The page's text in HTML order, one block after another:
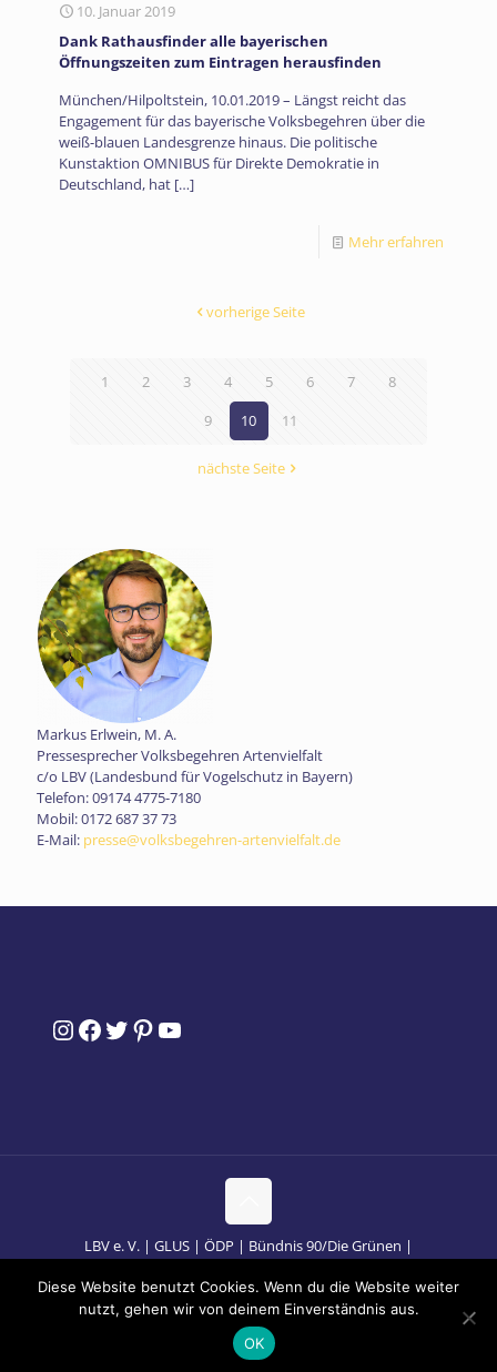
10. Januar 2019
Dank Rathausfinder alle bayerischen
Öffnungszeiten zum Eintragen herausfinden
München/Hilpoltstein, 10.01.2019 – Längst reicht das
Engagement für das bayerische Volksbegehren über die
weiß-blauen Landesgrenze hinaus. Die politische
Kunstaktion OMNIBUS für Direkte Demokratie in
Deutschland, hat […]
Mehr erfahren
vorherige Seite
1 2 3 4 5 6 7
8
9
10 11
nächste Seite
Markus Erlwein, M. A.
Pressesprecher Volksbegehren Artenvielfalt
c/o LBV (Landesbund für Vogelschutz in Bayern)
Telefon: 09174 4775-7180
Mobil: 0172 687 37 73
E-Mail: presse@volksbegehren-artenvielfalt.de
Instagram
Facebook
Twitter
Pinterest
YouTube
LBV e. V. | GLUS | ÖDP | Bündnis 90/Die Grünen |
Bündnis-Partner
Impressum
Datenschutz
Herunterladen
Diese Website benutzt Cookies. Wenn du die Website weiter
nutzt, gehen wir von deinem Einverständnis aus.
OK